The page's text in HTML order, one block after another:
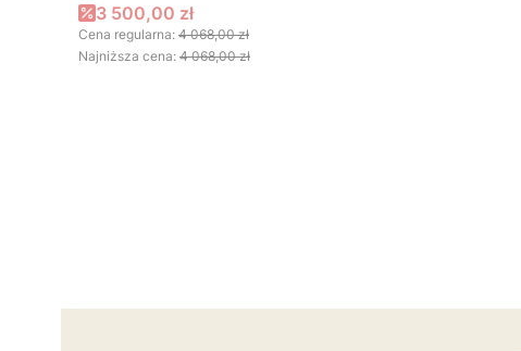
Cena promocyjna
3 500,00 zł
Cena regularna: 4 068,00 zł
Najniższa cena: 4 068,00 zł